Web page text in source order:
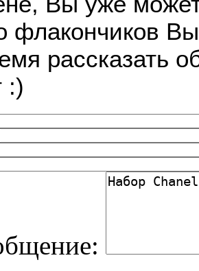
флакончиков
рассказать
:)